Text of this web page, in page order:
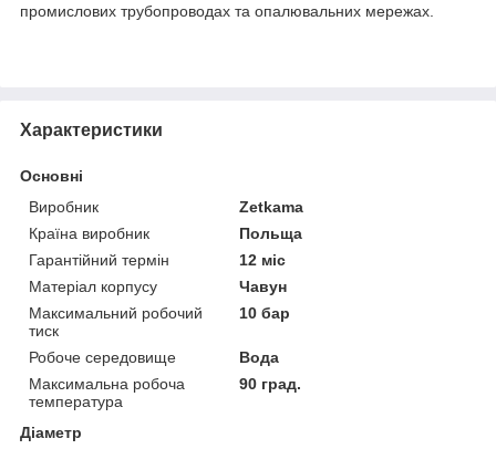
промислових трубопроводах та опалювальних мережах.
Характеристики
Основні
Виробник
Zetkama
Країна виробник
Польща
Гарантійний термін
12 міс
Матеріал корпусу
Чавун
Максимальний робочий
тиск
10 бар
Робоче середовище
Вода
Максимальна робоча
температура
90 град.
Діаметр